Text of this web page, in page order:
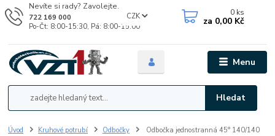
Menu
CZK
Hledat
Nevíte si rady? Zavolejte.
722 169 000
Po-Čt: 8:00-15:30, Pá: 8:00-15:00
0 ks
za 0,00 Kč
Úvod Kruhové potrubí Odbočky Odbočka jednostranná 45° 140/140